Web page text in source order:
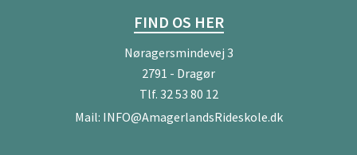
FIND OS HER
Nøragersmindevej 3
2791 - Dragør
Tlf. 32 53 80 12
Mail: INFO@AmagerlandsRideskole.dk